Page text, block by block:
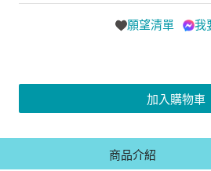
願望清單 我
加入購物車
商品介紹